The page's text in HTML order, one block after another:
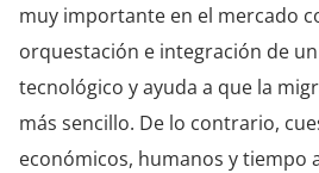
muy importante en el mercado
orquestación e integración de
tecnológico y ayuda a que la
más sencillo. De lo contrario,
económicos, humanos y tiempo